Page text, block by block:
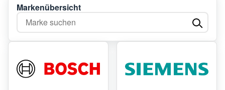
Markenübersicht
Marke suchen